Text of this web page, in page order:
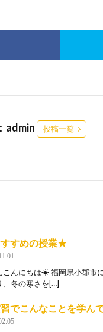
admin 投稿一覧
すめの授業★
こんにちは☀ 福岡県小郡市
、冬の寒さを[…]
でこんなことを学ん